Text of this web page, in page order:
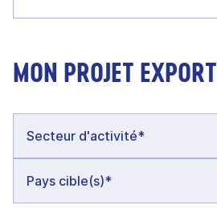
MON PROJET EXPORT